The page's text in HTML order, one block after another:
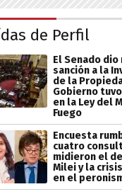
de Perfil
El Senado dio
sanción a la
de la
Gobierno
en la Ley del
Fuego
Encuesta
cuatro
midieron el
Milei y la
en el